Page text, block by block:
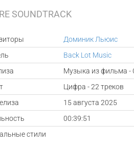
SOUNDTRACK
Доминик Льюис
Back Lot Music
Музыка из фильма -
Цифра - 22 треков
15 августа 2025
00:39:51
стили